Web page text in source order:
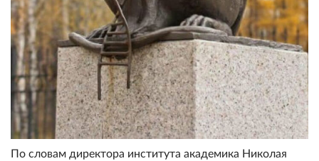
По словам директора института академика Николая